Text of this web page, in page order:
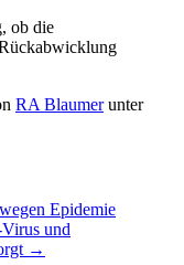
ob die
RA Blaumerunter
Epidemie
und
→